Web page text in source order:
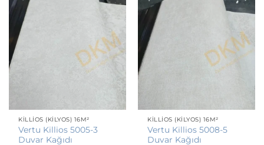
KILLIOS (KILYOS) 16M²
Vertu Killios 5005-3
Duvar Kağıdı
KILLIOS (KILYOS) 16M²
Vertu Killios 5008-5
Duvar Kağıdı